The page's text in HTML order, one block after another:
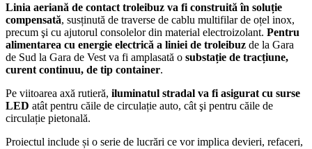
Linia aeriană de contact troleibuz va fi construită în soluție
compensată, susținută de traverse de cablu multifilar de oțel inox,
precum şi cu ajutorul consolelor din material electroizolant. Pentru
alimentarea cu energie electrică a liniei de troleibuz de la Gara
de Sud la Gara de Vest va fi amplasată o substație de tracțiune,
curent continuu, de tip container.
Pe viitoarea axă rutieră, iluminatul stradal va fi asigurat cu surse
LED atât pentru căile de circulație auto, cât şi pentru căile de
circulație pietonală.
Proiectul include și o serie de lucrări ce vor implica devieri, refaceri,